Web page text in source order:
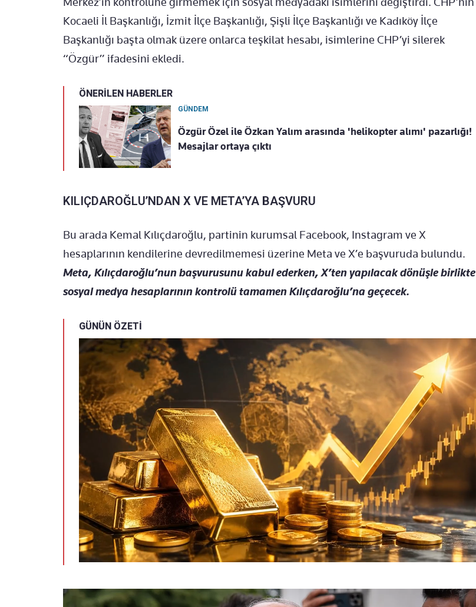
Kocaeli İl Başkanlığı, İzmit İlçe Başkanlığı, Şişli İlçe Başkanlığı ve Kadıköy İlçe
Başkanlığı başta olmak üzere onlarca teşkilat hesabı, isimlerine CHP’yi silerek
“Özgür” ifadesini ekledi.
ÖNERİLEN HABERLER
GÜNDEM
Özgür Özel ile Özkan Yalım arasında 'helikopter alımı' pazarlığı!
Mesajlar ortaya çıktı
KILIÇDAROĞLU’NDAN X VE META’YA BAŞVURU
Bu arada Kemal Kılıçdaroğlu, partinin kurumsal Facebook, Instagram ve X
hesaplarının kendilerine devredilmemesi üzerine Meta ve X’e başvuruda bulundu.
Meta, Kılıçdaroğlu’nun başvurusunu kabul ederken, X’ten yapılacak dönüşle birlikte
sosyal medya hesaplarının kontrolü tamamen Kılıçdaroğlu’na geçecek.
GÜNÜN ÖZETİ